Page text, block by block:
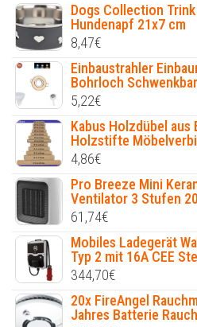
Dogs Collection
Hundenapf 21x7 cm
8,47€
Einbaustrahler
Bohrloch
5,22€
Kabus Holzdübel
Holzstifte
4,86€
Pro Breeze Mini
Ventilator 3 Stufen
61,74€
Mobiles Ladegerät
Typ 2 mit 16A CEE
344,70€
20x FireAngel
Jahres Batterie